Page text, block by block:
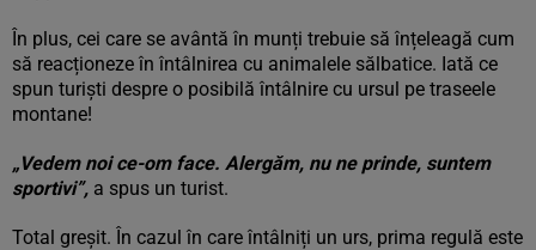
În plus, cei care se avântă în munți trebuie să înțeleagă cum
să reacționeze în întâlnirea cu animalele sălbatice. Iată ce
spun turiști despre o posibilă întâlnire cu ursul pe traseele
montane!
„Vedem noi ce-om face. Alergăm, nu ne prinde, suntem
sportivi”, a spus un turist.
Total greșit. În cazul în care întâlniți un urs, prima regulă este